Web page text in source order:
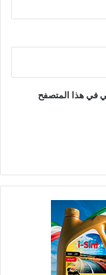
في هذا المتصفح